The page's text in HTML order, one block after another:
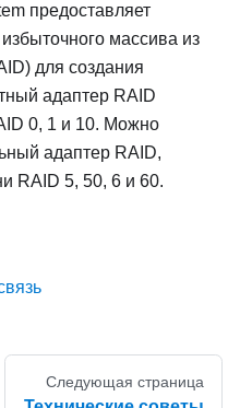
предоставляет
массива из
для создания
адаптер RAID
0, 1 и 10. Можно
адаптер RAID,
RAID 5, 50, 6 и 60.
Следующая страница